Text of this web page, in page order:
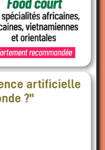
artificielle
?"